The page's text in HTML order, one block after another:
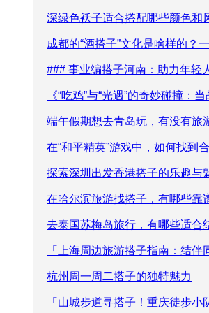
深绿色袄子适合搭配哪些颜色和
成都的“酒搭子”文化是啥样的？
### 事业编搭子河南：助力年轻
《“吃鸡”与“光遇”的奇妙碰撞：
端午假期想去青岛玩，有没有旅
在“和平精英”游戏中，如何找到
探索深圳出发香港搭子的乐趣与
在哈尔滨旅游找搭子，有哪些靠
去泰国苏梅岛旅行，有哪些适合
「上海周边旅游搭子指南：结伴
杭州周一周二搭子的独特魅力
「山城步道寻搭子！重庆徒步